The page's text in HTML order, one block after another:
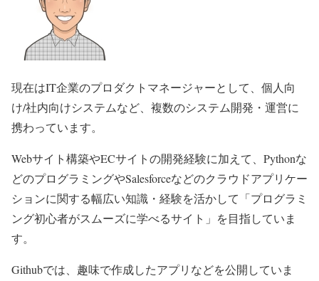
現在はIT企業のプロダクトマネージャーとして、個人向
け/社内向けシステムなど、複数のシステム開発・運営に
携わっています。
Webサイト構築やECサイトの開発経験に加えて、Pythonな
どのプログラミングやSalesforceなどのクラウドアプリケー
ションに関する幅広い知識・経験を活かして「プログラミ
ング初心者がスムーズに学べるサイト」を目指していま
す。
Githubでは、趣味で作成したアプリなどを公開していま